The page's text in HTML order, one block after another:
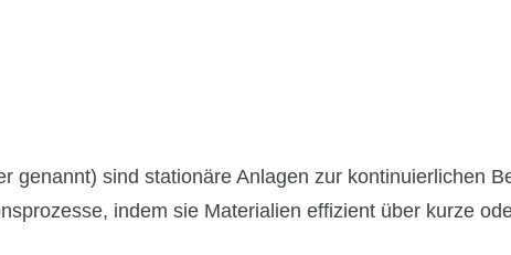
genannt) sind stationäre Anlagen zur kontinuierlichen
indem sie Materialien effizient über kurze